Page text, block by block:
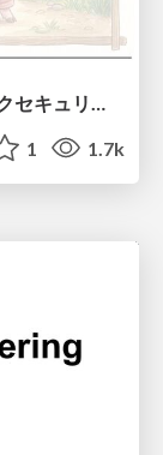
1 1.7k